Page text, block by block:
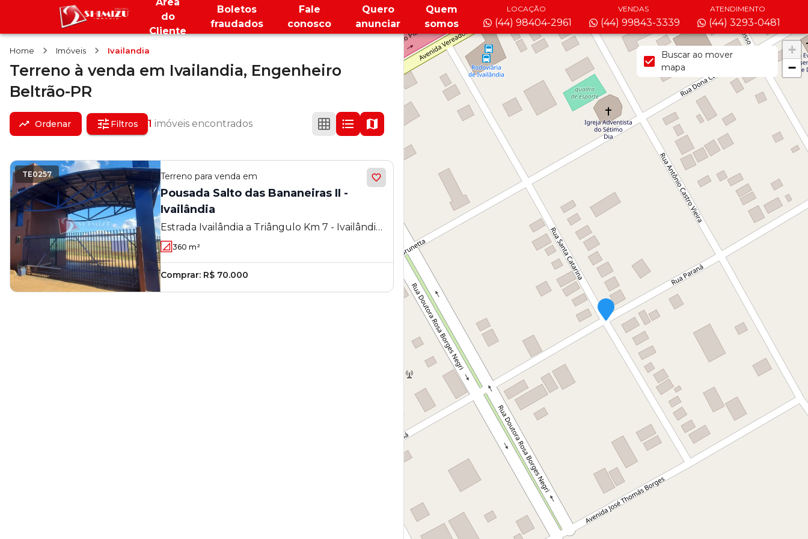
do
Cliente
Boletos
fraudados
Fale
conosco
Quero
anunciar
Quem
somos
LOCAÇÃO
(44) 98404-2961
VENDAS
(44) 99843-3339
ATENDIMENTO
(44) 3293-0481
Home Imóveis Ivailandia
Terreno à venda em Ivailandia, Engenheiro
Beltrão-PR
Ordenar Filtros 1 imóveis encontrados
TE0257 Terreno para venda em
Pousada Salto das Bananeiras II -
Ivailândia
Estrada Ivailândia a Triângulo Km 7 - Ivailândia
- Engenheiro Beltrão - PR
360 m²
Comprar: R$ 70.000
+
−
Buscar ao mover
mapa